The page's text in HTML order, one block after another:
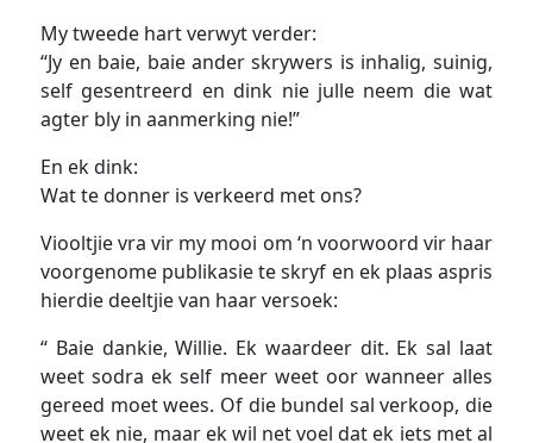
My tweede hart verwyt verder:
“Jy en baie, baie ander skrywers is inhalig, suinig,
self gesentreerd en dink nie julle neem die wat
agter bly in aanmerking nie!”
En ek dink:
Wat te donner is verkeerd met ons?
Viooltjie vra vir my mooi om ‘n voorwoord vir haar
voorgenome publikasie te skryf en ek plaas aspris
hierdie deeltjie van haar versoek:
“ Baie dankie, Willie. Ek waardeer dit. Ek sal laat
weet sodra ek self meer weet oor wanneer alles
gereed moet wees. Of die bundel sal verkoop, die
weet ek nie, maar ek wil net voel dat ek iets met al